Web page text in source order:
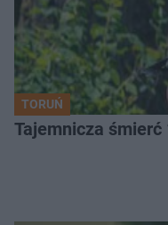
TORUŃ
Tajemnicza śmierć